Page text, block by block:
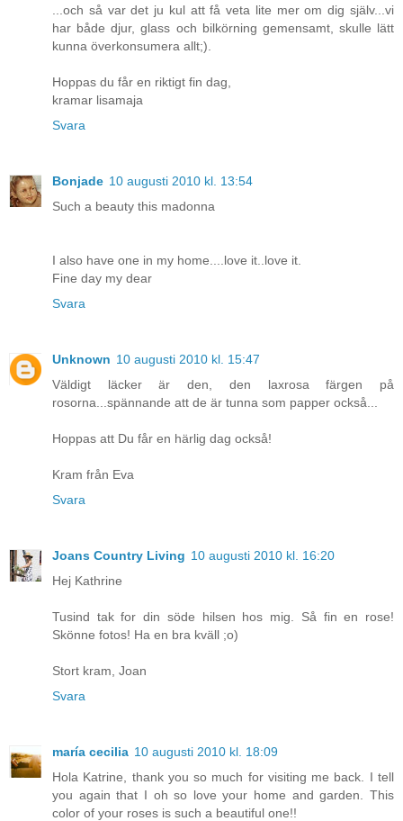
...och så var det ju kul att få veta lite mer om dig själv...vi
har både djur, glass och bilkörning gemensamt, skulle lätt
kunna överkonsumera allt;).
Hoppas du får en riktigt fin dag,
kramar lisamaja
Svara
Bonjade 10 augusti 2010 kl. 13:54
Such a beauty this madonna
I also have one in my home....love it..love it.
Fine day my dear
Svara
Unknown 10 augusti 2010 kl. 15:47
Väldigt läcker är den, den laxrosa färgen på
rosorna...spännande att de är tunna som papper också...
Hoppas att Du får en härlig dag också!
Kram från Eva
Svara
Joans Country Living 10 augusti 2010 kl. 16:20
Hej Kathrine
Tusind tak for din söde hilsen hos mig. Så fin en rose!
Skönne fotos! Ha en bra kväll ;o)
Stort kram, Joan
Svara
maría cecilia 10 augusti 2010 kl. 18:09
Hola Katrine, thank you so much for visiting me back. I tell
you again that I oh so love your home and garden. This
color of your roses is such a beautiful one!!